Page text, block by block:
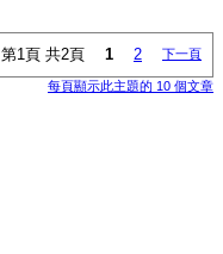
第1頁 共2頁 1 2 下一頁
每頁顯示此主題的 10 個文章